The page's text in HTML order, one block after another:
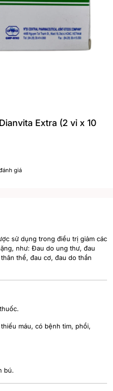
Extra (2 vỉ x 10
giá
sử dụng trong điều trị giảm các
như: Đau do ung thư, đau
thể, đau cơ, đau do thần
máu, có bệnh tim, phổi,
bú.